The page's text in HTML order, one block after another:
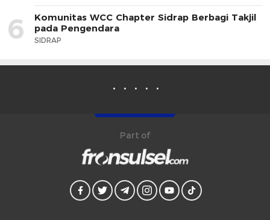
6
Komunitas WCC Chapter Sidrap Berbagi Takjil
pada Pengendara
SIDRAP
Part of